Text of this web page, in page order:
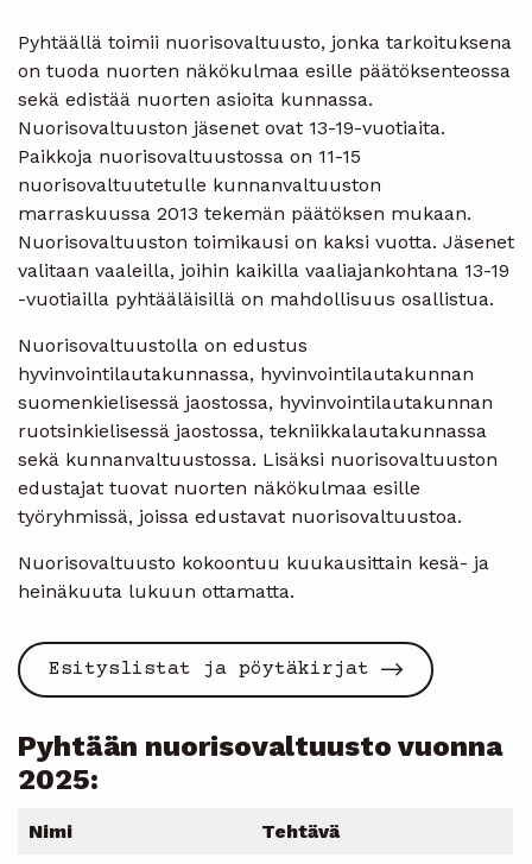
Pyhtäällä toimii nuorisovaltuusto, jonka tarkoituksena
on tuoda nuorten näkökulmaa esille päätöksenteossa
sekä edistää nuorten asioita kunnassa.
Nuorisovaltuuston jäsenet ovat 13-19-vuotiaita.
Paikkoja nuorisovaltuustossa on 11-15
nuorisovaltuutetulle kunnanvaltuuston
marraskuussa 2013 tekemän päätöksen mukaan.
Nuorisovaltuuston toimikausi on kaksi vuotta. Jäsenet
valitaan vaaleilla, joihin kaikilla vaaliajankohtana 13-19
-vuotiailla pyhtääläisillä on mahdollisuus osallistua.
Nuorisovaltuustolla on edustus
hyvinvointilautakunnassa, hyvinvointilautakunnan
suomenkielisessä jaostossa, hyvinvointilautakunnan
ruotsinkielisessä jaostossa, tekniikkalautakunnassa
sekä kunnanvaltuustossa. Lisäksi nuorisovaltuuston
edustajat tuovat nuorten näkökulmaa esille
työryhmissä, joissa edustavat nuorisovaltuustoa.
Nuorisovaltuusto kokoontuu kuukausittain kesä- ja
heinäkuuta lukuun ottamatta.
Esityslistat ja pöytäkirjat
Pyhtään nuorisovaltuusto vuonna
2025:
Nimi Tehtävä